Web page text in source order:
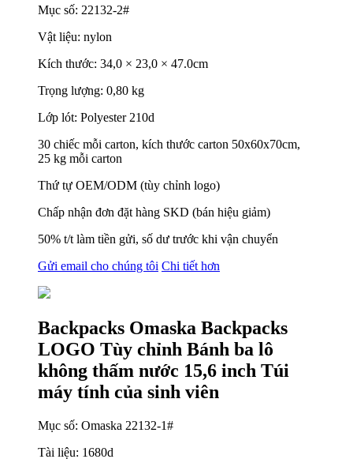
Mục số: 22132-2#
Vật liệu: nylon
Kích thước: 34,0 × 23,0 × 47.0cm
Trọng lượng: 0,80 kg
Lớp lót: Polyester 210d
30 chiếc mỗi carton, kích thước carton 50x60x70cm,
25 kg mỗi carton
Thứ tự OEM/ODM (tùy chỉnh logo)
Chấp nhận đơn đặt hàng SKD (bán hiệu giảm)
50% t/t làm tiền gửi, số dư trước khi vận chuyển
Gửi email cho chúng tôi Chi tiết hơn
Backpacks Omaska ​​Backpacks
LOGO Tùy chỉnh Bánh ba lô
không thấm nước 15,6 inch Túi
máy tính của sinh viên
Mục số: Omaska ​​22132-1#
Tài liệu: 1680d